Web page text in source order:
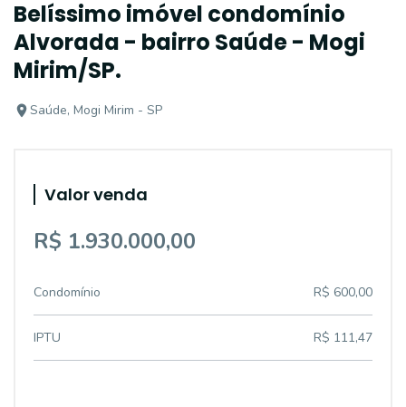
Belíssimo imóvel condomínio
Alvorada - bairro Saúde - Mogi
Mirim/SP.
Saúde, Mogi Mirim - SP
Valor venda
R$ 1.930.000,00
Condomínio R$ 600,00
IPTU R$ 111,47